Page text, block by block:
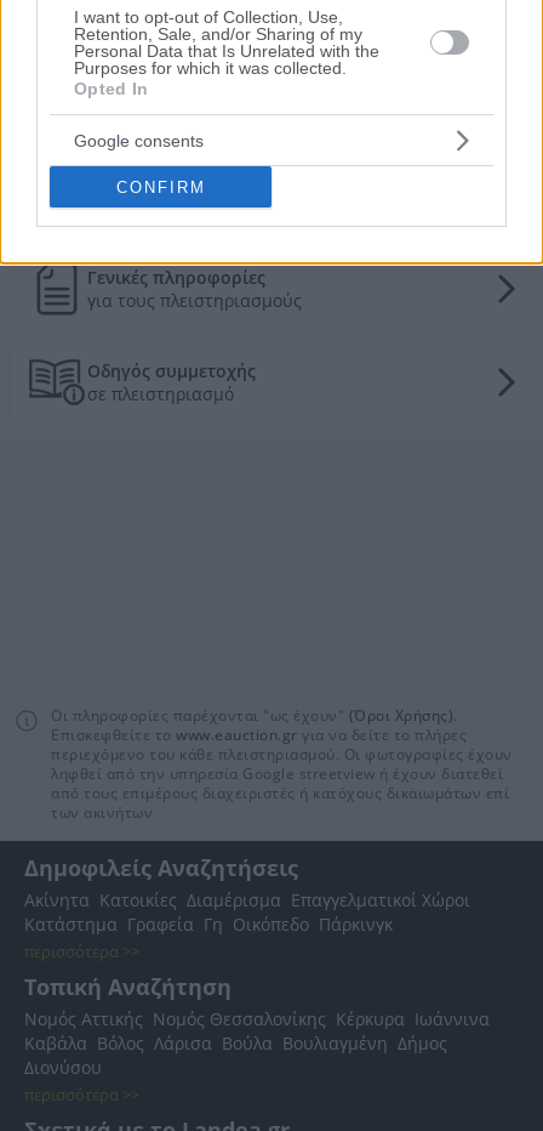
I want to opt-out of Collection, Use,
Retention, Sale, and/or Sharing of my
Personal Data that Is Unrelated with the
Purposes for which it was collected.
Opted In
Google consents
CONFIRM
136ο χλμ. Εθνικής Οδού Αθηνών - Λαμίας,
Κυπαρίσσι, Αταλάντη, Νομός Φθιώτιδας
Πρώτη Προσφορά:631.000€
Τιμές πώλησης/ενοικίασης κατοικιών στην
τοπική αγορά
Τα πάντα για τους πλειστηριασμούς
Γενικές πληροφορίες
για τους πλειστηριασμούς
Οδηγός συμμετοχής
σε πλειστηριασμό
Οι πληροφορίες παρέχονται "ως έχουν" (Όροι Χρήσης).
Επισκεφθείτε το www.eauction.gr για να δείτε το πλήρες
περιεχόμενο του κάθε πλειστηριασμού. Οι φωτογραφίες έχουν
ληφθεί από την υπηρεσία Google streetview ή έχουν διατεθεί
από τους επιμέρους διαχειριστές ή κατόχους δικαιωμάτων επί
των ακινήτων
Δημοφιλείς Αναζητήσεις
Ακίνητα Κατοικίες Διαμέρισμα Επαγγελματικοί Χώροι
Κατάστημα Γραφεία Γη Οικόπεδο Πάρκινγκ
περισσότερα >>
Τοπική Αναζήτηση
Νομός Αττικής Νομός Θεσσαλονίκης Κέρκυρα Ιωάννινα
Καβάλα Βόλος Λάρισα Βούλα Βουλιαγμένη Δήμος
Διονύσου
περισσότερα >>